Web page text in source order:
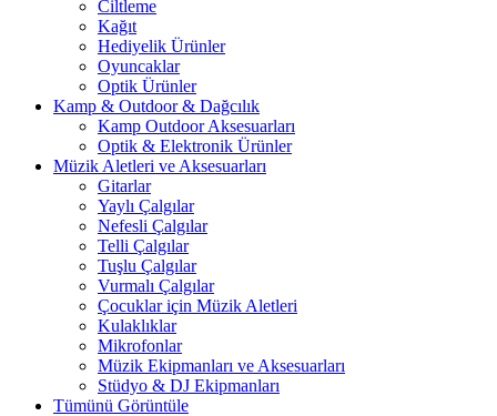
Ciltleme
Kağıt
Hediyelik Ürünler
Oyuncaklar
Optik Ürünler
Kamp & Outdoor & Dağcılık
Kamp Outdoor Aksesuarları
Optik & Elektronik Ürünler
Müzik Aletleri ve Aksesuarları
Gitarlar
Yaylı Çalgılar
Nefesli Çalgılar
Telli Çalgılar
Tuşlu Çalgılar
Vurmalı Çalgılar
Çocuklar için Müzik Aletleri
Kulaklıklar
Mikrofonlar
Müzik Ekipmanları ve Aksesuarları
Stüdyo & DJ Ekipmanları
Tümünü Görüntüle